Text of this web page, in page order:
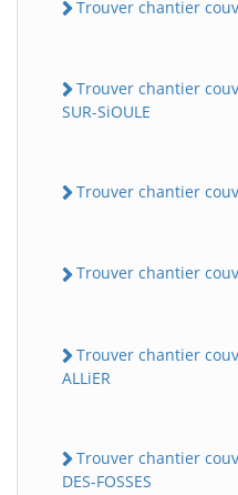
Trouver chantier
Trouver chantier
SUR-SiOULE
Trouver chantier
Trouver chantier
Trouver chantier
ALLiER
Trouver chantier
DES-FOSSES